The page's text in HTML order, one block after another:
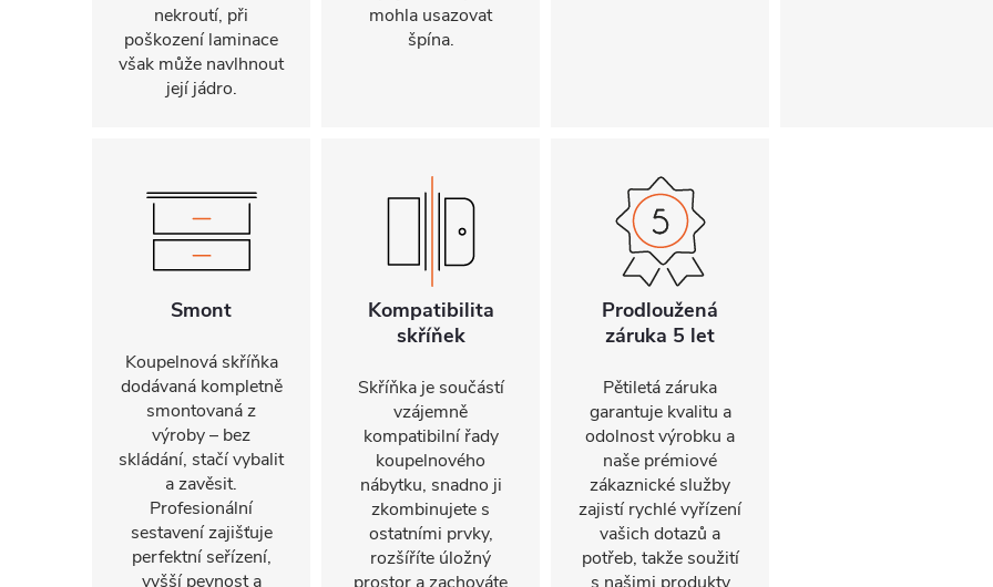
nekroutí, při
poškození laminace
však může navlhnout
její jádro.
mohla usazovat
špína.
Smont
Koupelnová skříňka
dodávaná kompletně
smontovaná z
výroby – bez
skládání, stačí vybalit
a zavěsit.
Profesionální
sestavení zajišťuje
perfektní seřízení,
vyšší pevnost a
Kompatibilita
skříňek
Skříňka je součástí
vzájemně
kompatibilní řady
koupelnového
nábytku, snadno ji
zkombinujete s
ostatními prvky,
rozšíříte úložný
Prodloužená
záruka 5 let
Pětiletá záruka
garantuje kvalitu a
odolnost výrobku a
naše prémiové
zákaznické služby
zajistí rychlé vyřízení
vašich dotazů a
potřeb, takže soužití